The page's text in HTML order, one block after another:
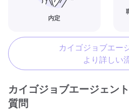
内定
カイゴジョブエー
より詳しい
カイゴジョブエージェン
質問